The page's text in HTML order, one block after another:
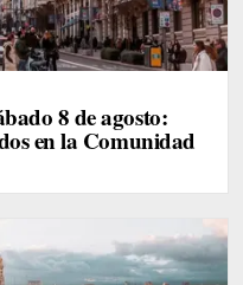
8 de agosto:
en la Comunidad